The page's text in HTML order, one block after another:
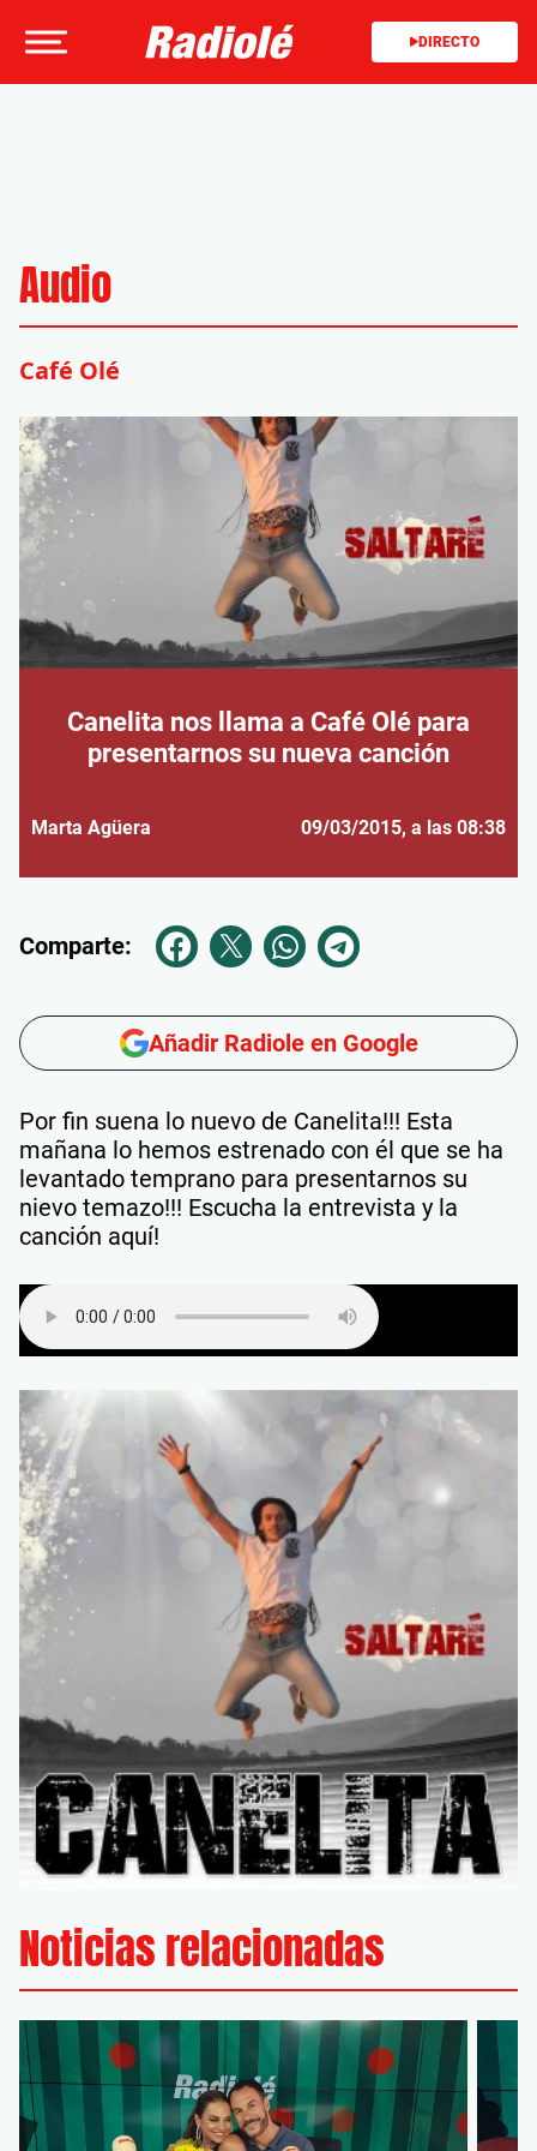
DIRECTO
Audio
Café Olé
Canelita nos llama a Café Olé para
presentarnos su nueva canción
Marta Agüera 09/03/2015, a las 08:38
Comparte:
Añadir Radiole en Google
Por fin suena lo nuevo de Canelita!!! Esta
mañana lo hemos estrenado con él que se ha
levantado temprano para presentarnos su
nievo temazo!!! Escucha la entrevista y la
canción aquí!
Noticias relacionadas